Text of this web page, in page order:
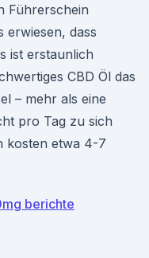
Führerschein
erwiesen, dass
ist erstaunlich
CBD Öl das
– mehr als eine
pro Tag zu sich
kosten etwa 4-7
berichte